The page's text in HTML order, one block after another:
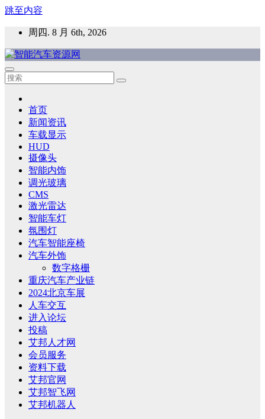
跳至内容
周四. 8 月 6th, 2026
智能汽车资源网
智能表面，智能内饰，新能源汽车，HMI，人车交互，智能车
首页
新闻资讯
车载显示
HUD
摄像头
智能内饰
调光玻璃
CMS
激光雷达
智能车灯
氛围灯
汽车智能座椅
汽车外饰
数字格栅
重庆汽车产业链
2024北京车展
人车交互
进入论坛
投稿
艾邦人才网
会员服务
资料下载
艾邦官网
艾邦智飞网
艾邦机器人